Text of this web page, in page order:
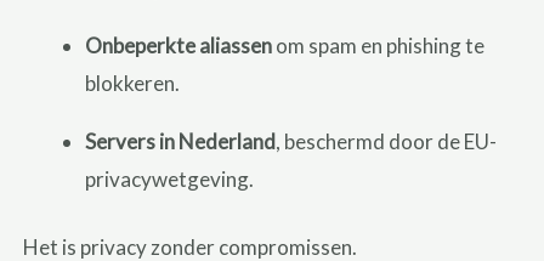
Onbeperkte aliassenom spam en phishing te
blokkeren.
Servers in Nederland, beschermd door de EU-
privacywetgeving.
Het is privacy zonder compromissen.